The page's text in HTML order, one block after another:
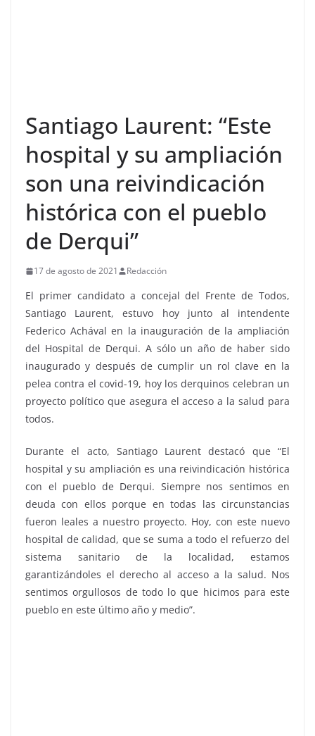
Santiago Laurent: “Este
hospital y su ampliación
son una reivindicación
histórica con el pueblo
de Derqui”
17 de agosto de 2021 Redacción
El primer candidato a concejal del Frente de Todos,
Santiago Laurent, estuvo hoy junto al intendente
Federico Achával en la inauguración de la ampliación
del Hospital de Derqui. A sólo un año de haber sido
inaugurado y después de cumplir un rol clave en la
pelea contra el covid-19, hoy los derquinos celebran un
proyecto político que asegura el acceso a la salud para
todos.
Durante el acto, Santiago Laurent destacó que “El
hospital y su ampliación es una reivindicación histórica
con el pueblo de Derqui. Siempre nos sentimos en
deuda con ellos porque en todas las circunstancias
fueron leales a nuestro proyecto. Hoy, con este nuevo
hospital de calidad, que se suma a todo el refuerzo del
sistema sanitario de la localidad, estamos
garantizándoles el derecho al acceso a la salud. Nos
sentimos orgullosos de todo lo que hicimos para este
pueblo en este último año y medio”.